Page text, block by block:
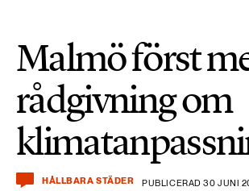
Malmö först
rådgivning om
HÅLLBARA STÄDER PUBLICERAD 30 JUNI